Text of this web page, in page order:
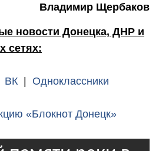
Владимир Щербаков
новости Донецка, ДНР и
сетях:
ВК | Одноклассники
«Блокнот Донецк»